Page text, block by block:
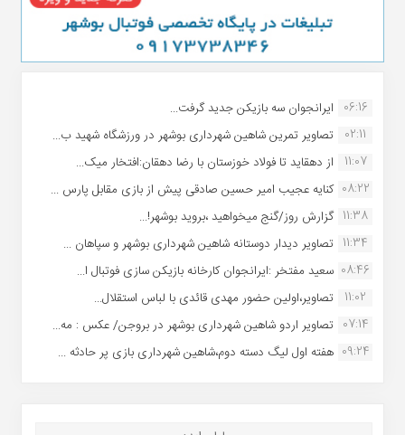
06:16 ایرانجوان سه بازیکن جدید گرفت...
02:11
تصاویر تمرین شاهین شهردارى بوشهر در ورزشگاه شهید ب...
11:07
از دهقاید تا فولاد خوزستان با رضا دهقان:افتخار میک...
08:22 کنایه عجیب امیر حسین صادقی پیش از بازی مقابل پارس ...
11:38 گزارش روز/گنج میخواهید ،بروید بوشهر!...
11:34 تصاویر دیدار دوستانه شاهین شهردارى بوشهر و سپاهان ...
08:46 سعید مفتخر :ایرانجوان کارخانه بازیکن سازی فوتبال ا...
11:02
تصاویر،اولین حضور مهدی قائدی با لباس استقلال...
07:14 تصاویر اردو شاهین شهرداری بوشهر در بروجن/ عکس : مه...
09:24 هفته اول لیگ دسته دوم،شاهین شهرداری بازی پر حادثه ...